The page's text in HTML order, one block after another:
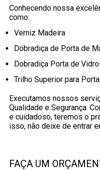
Conhecendo nossa
como:
Verniz Madeira
Dobradiça de Porta de
Dobradiça Porta de Vidro
Trilho Superior para
Executamos nossos
Qualidade e Segurança.
e cuidadoso, teremos o
isso, não deixe de entrar
FAÇA UM